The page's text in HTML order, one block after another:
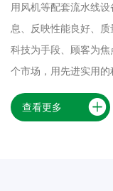
用风机等配套流水线
息、反映性能良好、质
科技为手段、顾客为
个市场，用先进实用的
客提供优质、节能和
局面，以实现对社会的
查看更多